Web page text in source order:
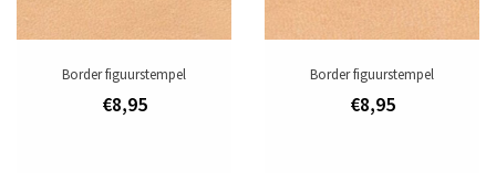
Border figuurstempel
€8,95
Border figuurstempel
€8,95